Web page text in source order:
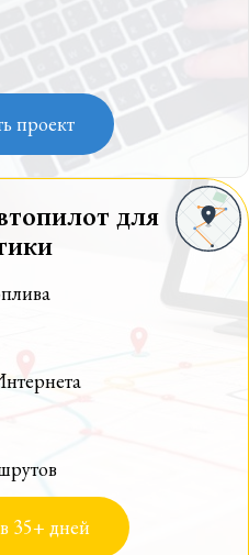
проект
для
35+ дней